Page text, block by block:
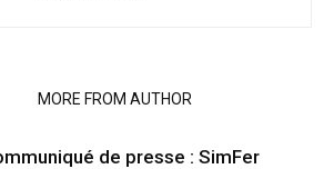
MORE FROM AUTHOR
de presse : SimFer